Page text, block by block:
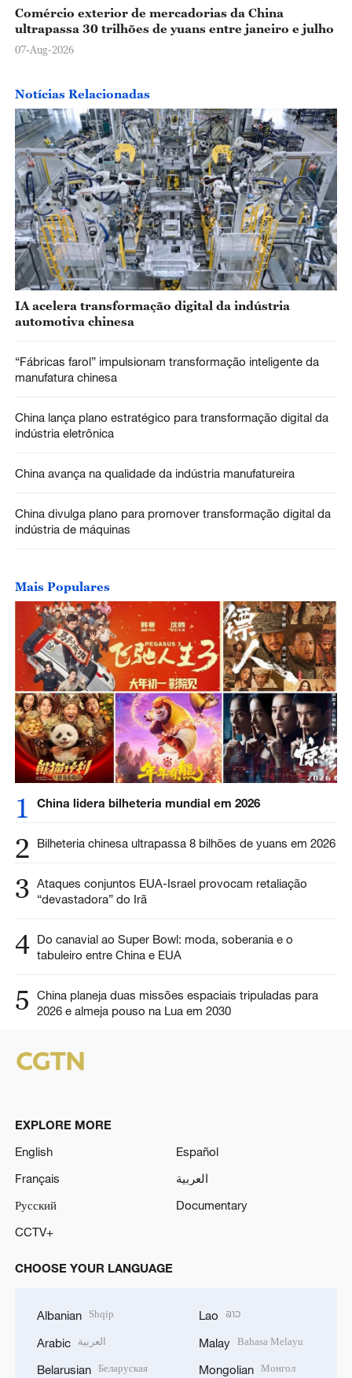
Comércio exterior de mercadorias da China
ultrapassa 30 trilhões de yuans entre janeiro e julho
07-Aug-2026
Notícias Relacionadas
IA acelera transformação digital da indústria
automotiva chinesa
“Fábricas farol” impulsionam transformação inteligente da
manufatura chinesa
China lança plano estratégico para transformação digital da
indústria eletrônica
China avança na qualidade da indústria manufatureira
China divulga plano para promover transformação digital da
indústria de máquinas
Mais Populares
1 China lidera bilheteria mundial em 2026
2 Bilheteria chinesa ultrapassa 8 bilhões de yuans em 2026
3 Ataques conjuntos EUA-Israel provocam retaliação
“devastadora” do Irã
4 Do canavial ao Super Bowl: moda, soberania e o
tabuleiro entre China e EUA
5
China planeja duas missões espaciais tripuladas para
2026 e almeja pouso na Lua em 2030
EXPLORE MORE
English
Español
Français
العربية
Русский
Documentary
CCTV+
CHOOSE YOUR LANGUAGE
Albanian Shqip
Arabic العربية
Belarusian Беларуская
Lao ລາວ
Malay Bahasa Melayu
Mongolian Монгол